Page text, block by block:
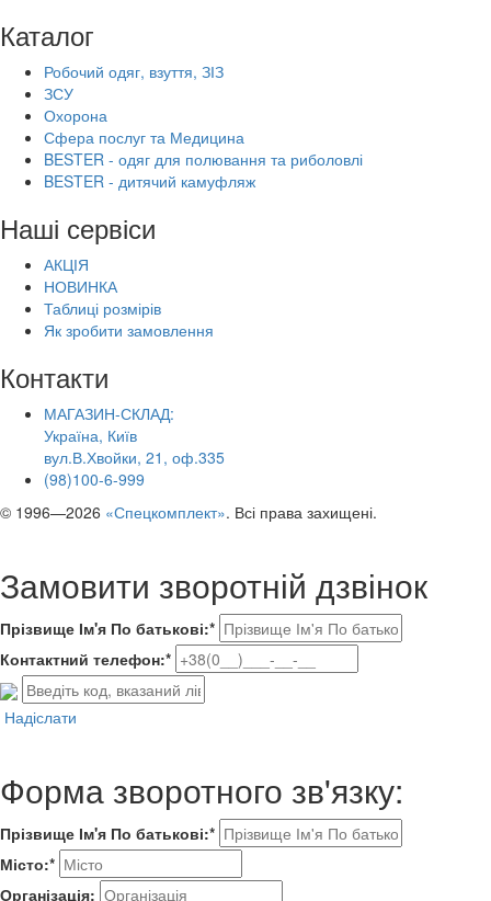
Каталог
Робочий одяг, взуття, ЗІЗ
ЗСУ
Охорона
Сфера послуг та Медицина
BESTER - одяг для полювання та риболовлі
BESTER - дитячий камуфляж
Наші сервіси
АКЦІЯ
НОВИНКА
Таблиці розмірів
Як зробити замовлення
Контакти
МАГАЗИН-СКЛАД:
Україна, Київ
вул.В.Хвойки, 21, оф.335
(98)100-6-999
© 1996—2026 «Спецкомплект». Всі права захищені.
Замовити зворотній дзвінок
Прізвище Ім'я По батькові:*
Контактний телефон:*
Надіслати
Форма зворотного зв'язку:
Прізвище Ім'я По батькові:*
Місто:*
Організація: